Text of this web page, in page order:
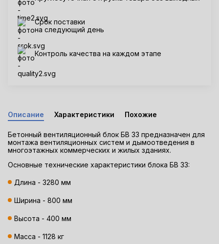
Срок поставки
на следующий день
Контроль качества на каждом этапе
Описание Характеристики Похожие
Бетонный вентиляционный блок БВ 33 предназначен для
монтажа вентиляционных систем и дымоотведения в
многоэтажных коммерческих и жилых зданиях.
Основные технические характеристики блока БВ 33:
Длина - 3280 мм
Ширина - 800 мм
Высота - 400 мм
Масса - 1128 кг